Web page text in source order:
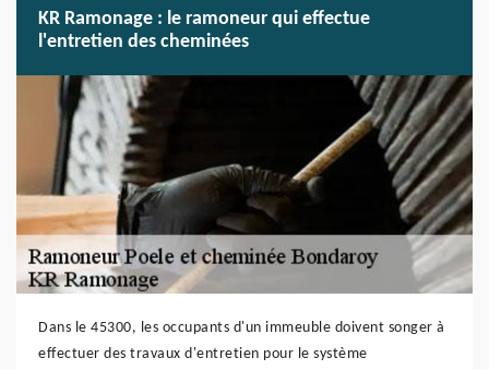
KR Ramonage : le ramoneur qui effectue
l'entretien des cheminées
Dans le 45300, les occupants d'un immeuble doivent songer à
effectuer des travaux d'entretien pour le système